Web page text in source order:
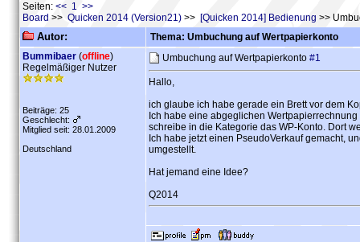
Seiten: << 1 >>
Board >> Quicken 2014 (Version21) >> [Quicken 2014] Bedienung >>
Autor:
Thema: Umbuchung auf Wertpapierkonto
Bummibaer (offline)
Regelmäßiger Nutzer
Beiträge: 25
Geschlecht:
Mitglied seit: 28.01.2009
Deutschland
Umbuchung auf Wertpapierkonto #1
Hallo,
ich glaube ich habe gerade ein Brett vor dem
Ich habe eine abgeglichen
schreibe in die Kategorie das WP-Konto. Dort
Ich habe jetzt einen PseudoVerkauf gemacht,
umgestellt.
Hat jemand eine Idee?
Q2014